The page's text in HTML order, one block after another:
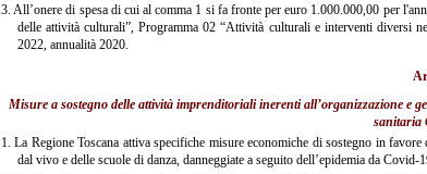
3. All’onere di spesa di cui al comma 1 si fa fronte per euro 1.000.000,00 per
delle attività culturali”, Programma 02 “Attività culturali e interventi diversi
2022, annualità 2020.
Misure a sostegno delle attività imprenditoriali inerenti all’organizzazione e
sanitaria
1. La Regione Toscana attiva specifiche misure economiche di sostegno in
dal vivo e delle scuole di danza, danneggiate a seguito dell’epidemia da Covid-